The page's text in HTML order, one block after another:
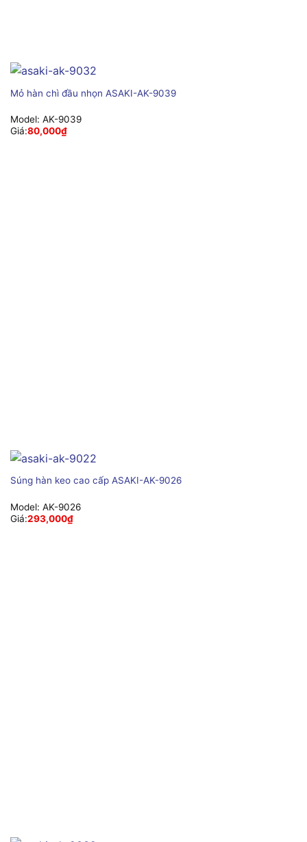
Mỏ hàn chì đầu nhọn ASAKI-AK-9039
Model: AK-9039
Giá:80,000₫
Súng hàn keo cao cấp ASAKI-AK-9026
Model: AK-9026
Giá:293,000₫